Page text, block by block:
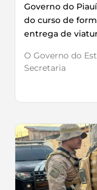
Governo do
do curso de
entrega de
O Governo do
Secretaria